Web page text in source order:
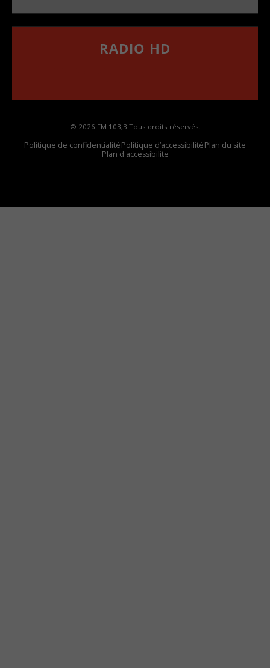
RADIO HD
© 2026 FM 103,3 Tous droits réservés.
Politique de confidentialitéPolitique d’accessibilitéPlan du site
Plan d'accessibilite